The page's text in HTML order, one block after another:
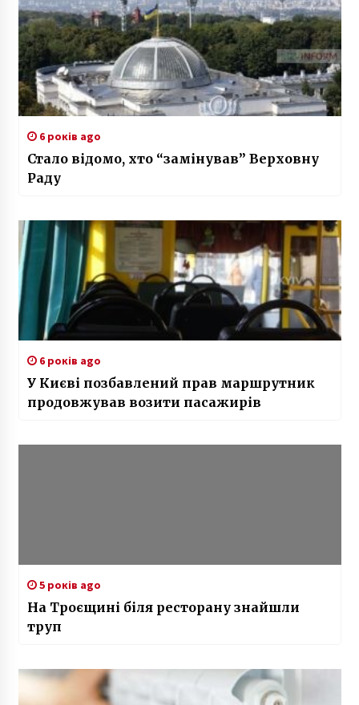
6 років ago
Стало відомо, хто “замінував” Верховну
Раду
6 років ago
У Києві позбавлений прав маршрутник
продовжував возити пасажирів
5 років ago
На Троєщині біля ресторану знайшли
труп